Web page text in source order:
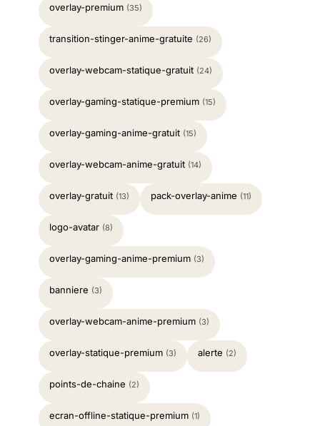
overlay-premium (35)
transition-stinger-anime-gratuite (26)
overlay-webcam-statique-gratuit (24)
overlay-gaming-statique-premium (15)
overlay-gaming-anime-gratuit (15)
overlay-webcam-anime-gratuit (14)
overlay-gratuit (13) pack-overlay-anime (11)
logo-avatar (8)
overlay-gaming-anime-premium (3)
banniere (3)
overlay-webcam-anime-premium (3)
overlay-statique-premium (3) alerte (2)
points-de-chaine (2)
ecran-offline-statique-premium (1)